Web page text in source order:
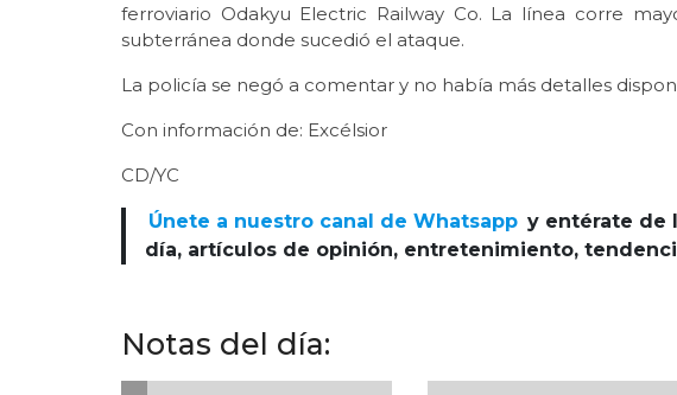
ferroviario Odakyu Electric Railway Co. La línea corre
subterránea donde sucedió el ataque.
La policía se negó a comentar y no había más detalles
Con información de: Excélsior
CD/YC
Únete a nuestro canal de Whatsapp y entérate de
día, artículos de opinión, entretenimiento,
Notas del día: